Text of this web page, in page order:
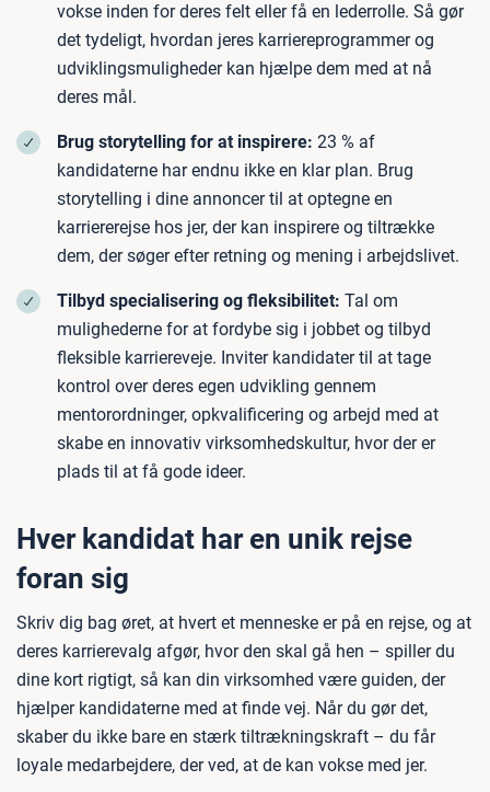
vokse inden for deres felt eller få en lederrolle. Så gør
det tydeligt, hvordan jeres karriereprogrammer og
udviklingsmuligheder kan hjælpe dem med at nå
deres mål.
Brug storytelling for at inspirere: 23 % af
kandidaterne har endnu ikke en klar plan. Brug
storytelling i dine annoncer til at optegne en
karriererejse hos jer, der kan inspirere og tiltrække
dem, der søger efter retning og mening i arbejdslivet.
Tilbyd specialisering og fleksibilitet: Tal om
mulighederne for at fordybe sig i jobbet og tilbyd
fleksible karriereveje. Inviter kandidater til at tage
kontrol over deres egen udvikling gennem
mentorordninger, opkvalificering og arbejd med at
skabe en innovativ virksomhedskultur, hvor der er
plads til at få gode ideer.
Hver kandidat har en unik rejse
foran sig
Skriv dig bag øret, at hvert et menneske er på en rejse, og at
deres karrierevalg afgør, hvor den skal gå hen – spiller du
dine kort rigtigt, så kan din virksomhed være guiden, der
hjælper kandidaterne med at finde vej. Når du gør det,
skaber du ikke bare en stærk tiltrækningskraft – du får
loyale medarbejdere, der ved, at de kan vokse med jer.